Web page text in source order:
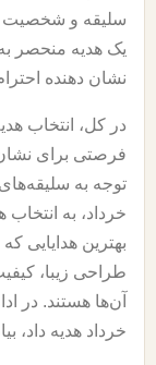
سلیقه و شخصیت
یک هدیه منحصر
نشان دهنده
در کل، انتخاب
فرصتی برای نشان
توجه به
خرداد، به
بهترین هدایایی
طراحی زیبا،
آن‌ها هستند. در
خرداد هدیه داد،